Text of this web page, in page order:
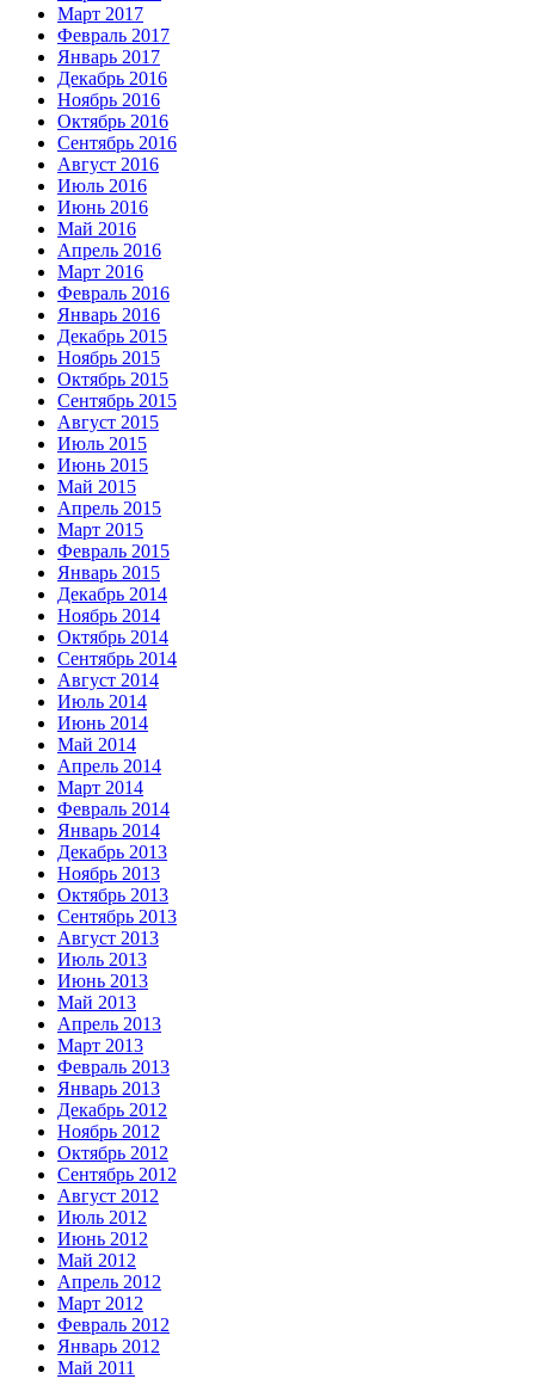
Март 2017
Февраль 2017
Январь 2017
Декабрь 2016
Ноябрь 2016
Октябрь 2016
Сентябрь 2016
Август 2016
Июль 2016
Июнь 2016
Май 2016
Апрель 2016
Март 2016
Февраль 2016
Январь 2016
Декабрь 2015
Ноябрь 2015
Октябрь 2015
Сентябрь 2015
Август 2015
Июль 2015
Июнь 2015
Май 2015
Апрель 2015
Март 2015
Февраль 2015
Январь 2015
Декабрь 2014
Ноябрь 2014
Октябрь 2014
Сентябрь 2014
Август 2014
Июль 2014
Июнь 2014
Май 2014
Апрель 2014
Март 2014
Февраль 2014
Январь 2014
Декабрь 2013
Ноябрь 2013
Октябрь 2013
Сентябрь 2013
Август 2013
Июль 2013
Июнь 2013
Май 2013
Апрель 2013
Март 2013
Февраль 2013
Январь 2013
Декабрь 2012
Ноябрь 2012
Октябрь 2012
Сентябрь 2012
Август 2012
Июль 2012
Июнь 2012
Май 2012
Апрель 2012
Март 2012
Февраль 2012
Январь 2012
Май 2011